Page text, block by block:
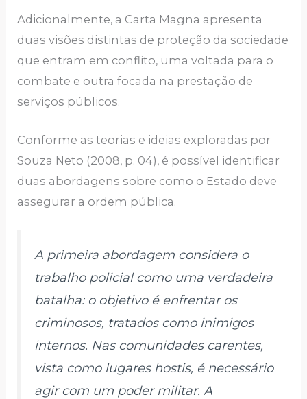
Adicionalmente, a Carta Magna apresenta
duas visões distintas de proteção da sociedade
que entram em conflito, uma voltada para o
combate e outra focada na prestação de
serviços públicos.
Conforme as teorias e ideias exploradas por
Souza Neto (2008, p. 04), é possível identificar
duas abordagens sobre como o Estado deve
assegurar a ordem pública.
A primeira abordagem considera o
trabalho policial como uma verdadeira
batalha: o objetivo é enfrentar os
criminosos, tratados como inimigos
internos. Nas comunidades carentes,
vista como lugares hostis, é necessário
agir com um poder militar. A